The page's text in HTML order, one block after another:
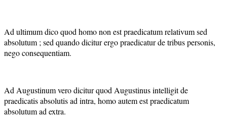
Ad ultimum dico quod homo non est praedicatum relativum sed
absolutum ; sed quando dicitur ergo praedicatur de tribus personis,
nego consequentiam.
Ad Augustinum vero dicitur quod Augustinus intelligit de
praedicatis absolutis ad intra, homo autem est praedicatum
absolutum ad extra.